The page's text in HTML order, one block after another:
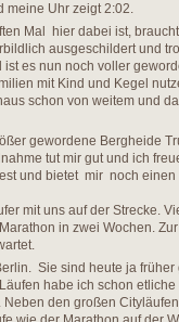
meine Uhr zeigt 2:02.
Mal hier dabei ist,
ausgeschildert und
es nun noch voller
mit Kind und Kegel
schon von weitem und
gewordene Bergheide
tut mir gut und ich
und bietet mir noch einen
mit uns auf der Strecke.
in zwei Wochen.
Sie sind heute ja
habe ich schon
den großen